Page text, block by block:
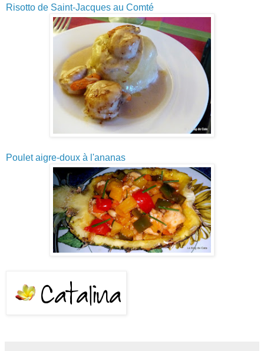
Risotto de Saint-Jacques au Comté
Poulet aigre-doux à l'ananas